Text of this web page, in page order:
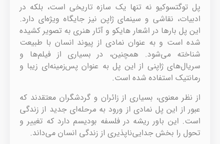
پل توگتسوکیو نه تنها یک سازه تاریخی است، بلکه در
ادبیات، نقاشی و سینمای ژاپن نیز جایگاه ویژه‌ای دارد.
این پل بارها در اشعار هایکو و آثار هنری به تصویر کشیده
شده است و به عنوان نمادی از پیوند انسان با طبیعت
شناخته می‌شود. همچنین، در بسیاری از فیلم‌ها و
سریال‌های ژاپنی از این پل به عنوان پس‌زمینه‌ای زیبا و
رمانتیک استفاده شده است.
از نظر معنوی، بسیاری از زائران و گردشگران معتقدند که
عبور از این پل نمادی از ورود به مرحله‌ای جدید از زندگی
است. این باور ریشه در فلسفه بودیسم دارد که تغییر و
تحول را بخش جدایی‌ناپذیری از زندگی انسان می‌داند.